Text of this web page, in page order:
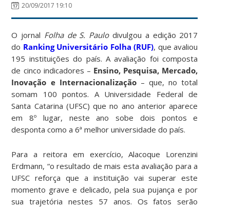
20/09/2017 19:10
O jornal Folha de S. Paulodivulgou a edição 2017
do Ranking Universitário Folha (RUF), que avaliou
195 instituições do país. A avaliação foi composta
de cinco indicadores – Ensino, Pesquisa, Mercado,
Inovação e Internacionalização– que, no total
somam 100 pontos. A Universidade Federal de
Santa Catarina (UFSC) que no ano anterior aparece
em 8º lugar, neste ano sobe dois pontos e
desponta como a 6ª melhor universidade do país.
Para a reitora em exercício, Alacoque Lorenzini
Erdmann, “o resultado de mais esta avaliação para a
UFSC reforça que a instituição vai superar este
momento grave e delicado, pela sua pujança e por
sua trajetória nestes 57 anos. Os fatos serão